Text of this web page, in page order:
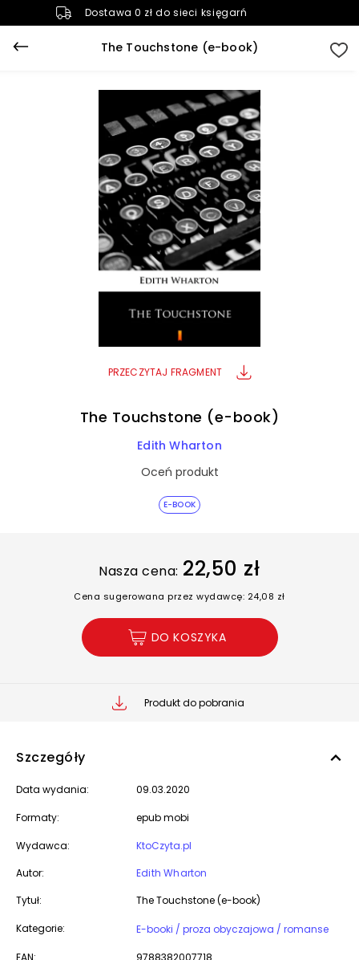
Dostawa 0 zł do sieci księgarń
The Touchstone (e-book)
PRZECZYTAJ FRAGMENT
E-BOOK
The Touchstone (e-book)
Edith Wharton
Oceń produkt
Nasza cena: 22,50 zł
Cena sugerowana przez wydawcę: 24,08 zł
DO KOSZYKA
Produkt do pobrania
Szczegóły
Data wydania: 09.03.2020
Formaty: epub mobi
Wydawca:
KtoCzyta.pl
Autor:
Edith Wharton
Tytuł:
The Touchstone (e-book)
Kategorie: E-booki / proza obyczajowa / romanse
EAN: 9788382007718